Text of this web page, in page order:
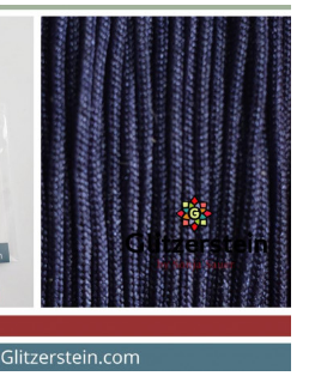
Dieses
Produkt
weist
mehrere
Varianten
auf.
Die
Optionen
können
auf
der
Preisspanne:
3,00 €
bis
3,40 €